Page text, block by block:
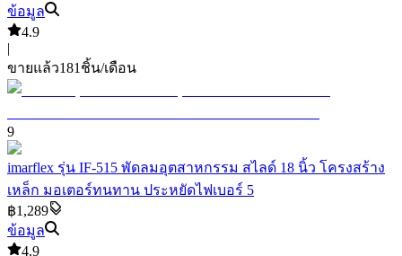
ข้อมูล
4.9
|
ขายแล้ว181 ชิ้น/เดือน
9
imarflex รุ่น IF-515 พัดลมอุตสาหกรรม สไลด์ 18 นิ้ว โครงสร้าง
เหล็ก มอเตอร์ทนทาน ประหยัดไฟเบอร์ 5
฿1,289
ข้อมูล
4.9